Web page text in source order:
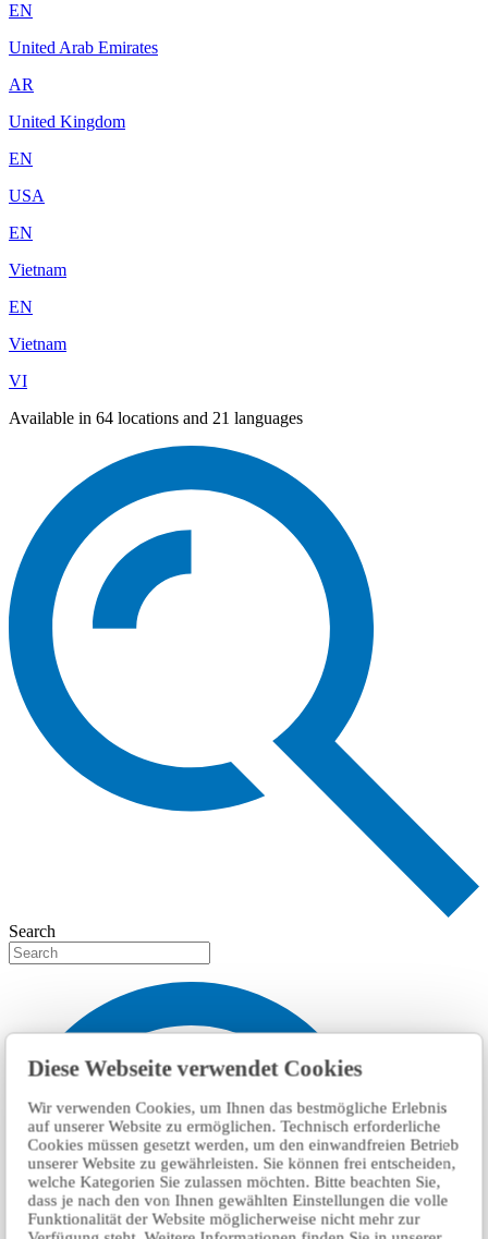
Diese Webseite verwendet Cookies
Wir verwenden Cookies, um Ihnen das bestmögliche Erlebnis
auf unserer Website zu ermöglichen. Technisch erforderliche
Cookies müssen gesetzt werden, um den einwandfreien Betrieb
unserer Website zu gewährleisten. Sie können frei entscheiden,
welche Kategorien Sie zulassen möchten. Bitte beachten Sie,
dass je nach den von Ihnen gewählten Einstellungen die volle
Funktionalität der Website möglicherweise nicht mehr zur
EN
United Arab Emirates
AR
United Kingdom
EN
USA
EN
Vietnam
EN
Vietnam
VI
Available in 64 locations and 21 languages
Search